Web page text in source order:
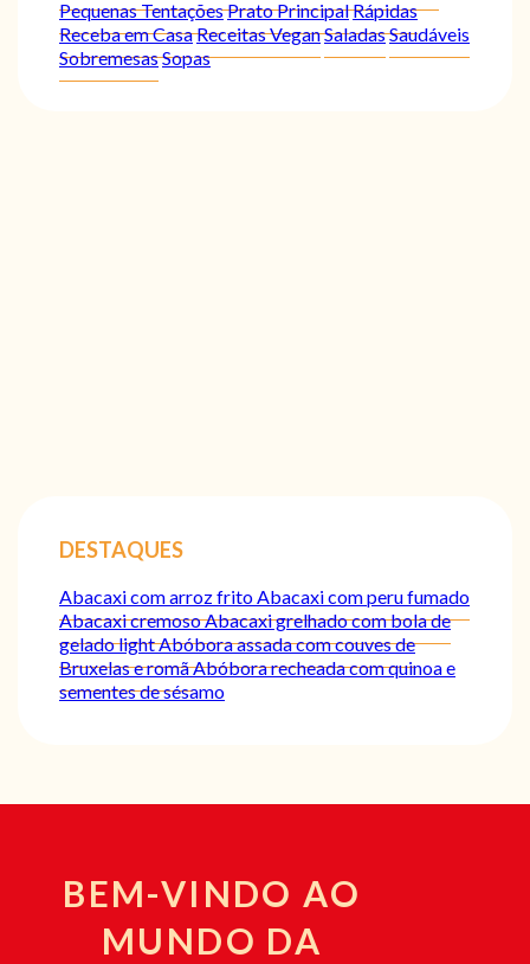
Pequenas TentaçõesPrato PrincipalRápidas
Receba em CasaReceitas VeganSaladasSaudáveis
SobremesasSopas
DESTAQUES
Abacaxi com arroz fritoAbacaxi com peru fumado
Abacaxi cremosoAbacaxi grelhado com bola de
gelado lightAbóbora assada com couves de
Bruxelas e romãAbóbora recheada com quinoa e
sementes de sésamo
BEM-VINDO AO
MUNDO DA